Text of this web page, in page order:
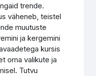
trende.
väheneb, teistel
muutuste
ja kergemini
kursis
oma valikute ja
Tutvu